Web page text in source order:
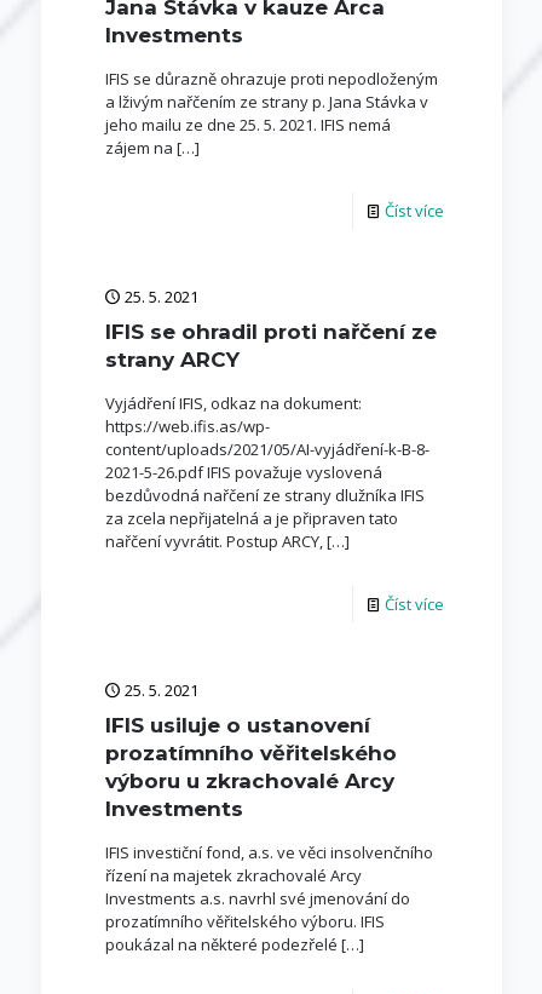
Jana Stávka v kauze Arca
Investments
IFIS se důrazně ohrazuje proti nepodloženým
a lživým nařčením ze strany p. Jana Stávka v
jeho mailu ze dne 25. 5. 2021. IFIS nemá
zájem na […]
Číst více
25. 5. 2021
IFIS se ohradil proti nařčení ze
strany ARCY
Vyjádření IFIS, odkaz na dokument:
https://web.ifis.as/wp-
content/uploads/2021/05/AI-vyjádření-k-B-8-
2021-5-26.pdf IFIS považuje vyslovená
bezdůvodná nařčení ze strany dlužníka IFIS
za zcela nepřijatelná a je připraven tato
nařčení vyvrátit. Postup ARCY,[…]
Číst více
25. 5. 2021
IFIS usiluje o ustanovení
prozatímního věřitelského
výboru u zkrachovalé Arcy
Investments
IFIS investiční fond, a.s. ve věci insolvenčního
řízení na majetek zkrachovalé Arcy
Investments a.s. navrhl své jmenování do
prozatímního věřitelského výboru. IFIS
poukázal na některé podezřelé […]